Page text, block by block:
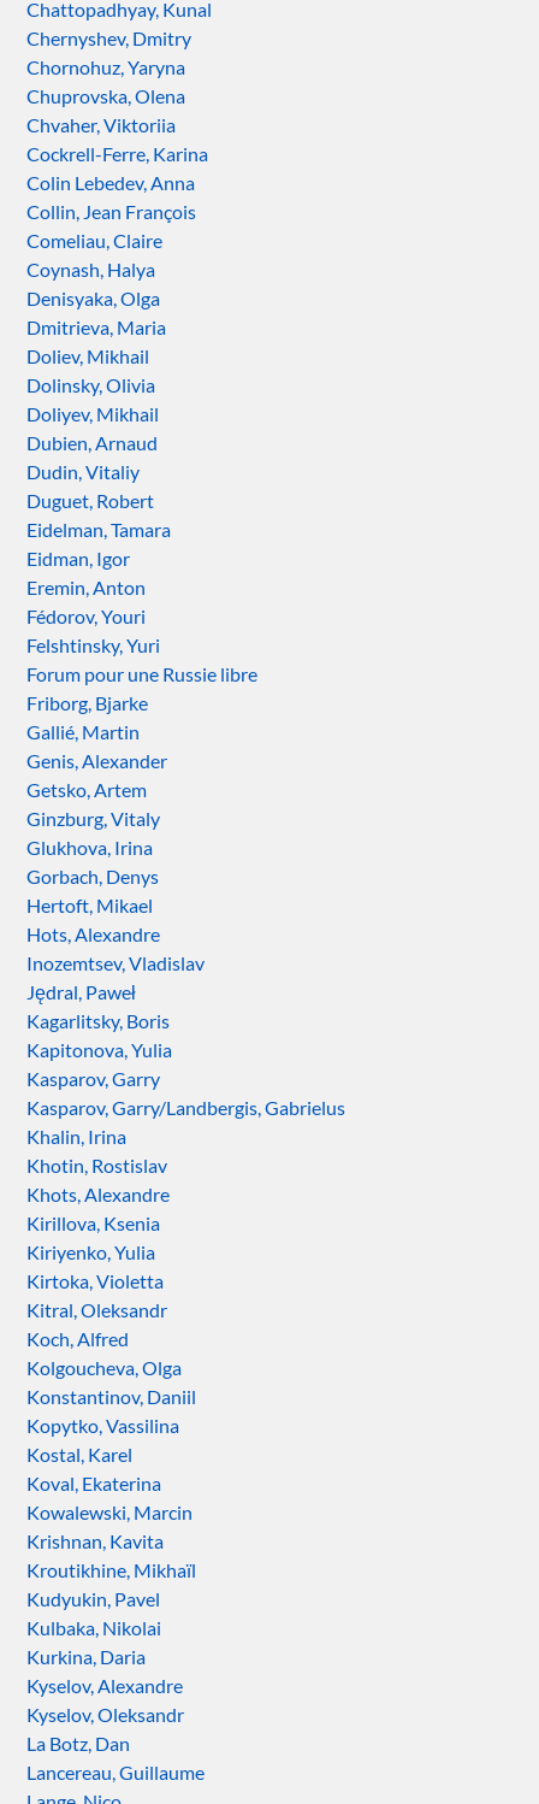
Chattopadhyay, Kunal
Chernyshev, Dmitry
Chornohuz, Yaryna
Chuprovska, Olena
Chvaher, Viktoriia
Cockrell-Ferre, Karina
Colin Lebedev, Anna
Collin, Jean François
Comeliau, Claire
Coynash, Halya
Denisyaka, Olga
Dmitrieva, Maria
Doliev, Mikhail
Dolinsky, Olivia
Doliyev, Mikhail
Dubien, Arnaud
Dudin, Vitaliy
Duguet, Robert
Eidelman, Tamara
Eidman, Igor
Eremin, Anton
Fédorov, Youri
Felshtinsky, Yuri
Forum pour une Russie libre
Friborg, Bjarke
Gallié, Martin
Genis, Alexander
Getsko, Artem
Ginzburg, Vitaly
Glukhova, Irina
Gorbach, Denys
Hertoft, Mikael
Hots, Alexandre
Inozemtsev, Vladislav
Jędral, Paweł
Kagarlitsky, Boris
Kapitonova, Yulia
Kasparov, Garry
Kasparov, Garry/Landbergis, Gabrielus
Khalin, Irina
Khotin, Rostislav
Khots, Alexandre
Kirillova, Ksenia
Kiriyenko, Yulia
Kirtoka, Violetta
Kitral, Oleksandr
Koch, Alfred
Kolgoucheva, Olga
Konstantinov, Daniil
Kopytko, Vassilina
Kostal, Karel
Koval, Ekaterina
Kowalewski, Marcin
Krishnan, Kavita
Kroutikhine, Mikhaïl
Kudyukin, Pavel
Kulbaka, Nikolai
Kurkina, Daria
Kyselov, Alexandre
Kyselov, Oleksandr
La Botz, Dan
Lancereau, Guillaume